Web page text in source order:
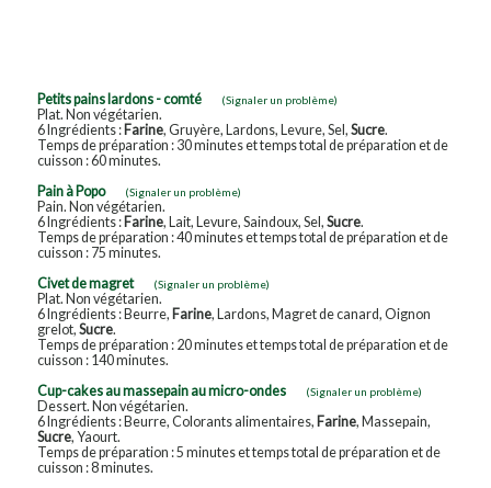
Petits pains lardons - comté (Signaler un problème)
Plat. Non végétarien.
6 Ingrédients : Farine, Gruyère, Lardons, Levure, Sel, Sucre.
Temps de préparation : 30 minutes et temps total de préparation et de
cuisson : 60 minutes.
Pain à Popo
(Signaler un problème)
Pain. Non végétarien.
6 Ingrédients : Farine, Lait, Levure, Saindoux, Sel, Sucre.
Temps de préparation : 40 minutes et temps total de préparation et de
cuisson : 75 minutes.
Civet de magret
(Signaler un problème)
Plat. Non végétarien.
6 Ingrédients : Beurre, Farine, Lardons, Magret de canard, Oignon
grelot, Sucre.
Temps de préparation : 20 minutes et temps total de préparation et de
cuisson : 140 minutes.
Cup-cakes au massepain au micro-ondes
(Signaler un problème)
Dessert. Non végétarien.
6 Ingrédients : Beurre, Colorants alimentaires, Farine, Massepain,
Sucre, Yaourt.
Temps de préparation : 5 minutes et temps total de préparation et de
cuisson : 8 minutes.